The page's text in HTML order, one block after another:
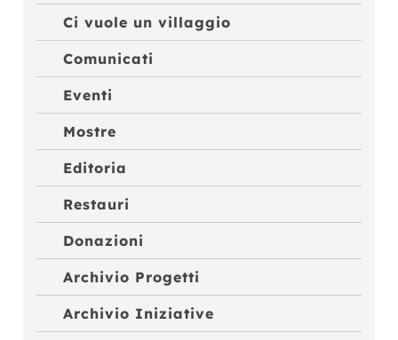
Ci vuole un villaggio
Comunicati
Eventi
Mostre
Editoria
Restauri
Donazioni
Archivio Progetti
Archivio Iniziative